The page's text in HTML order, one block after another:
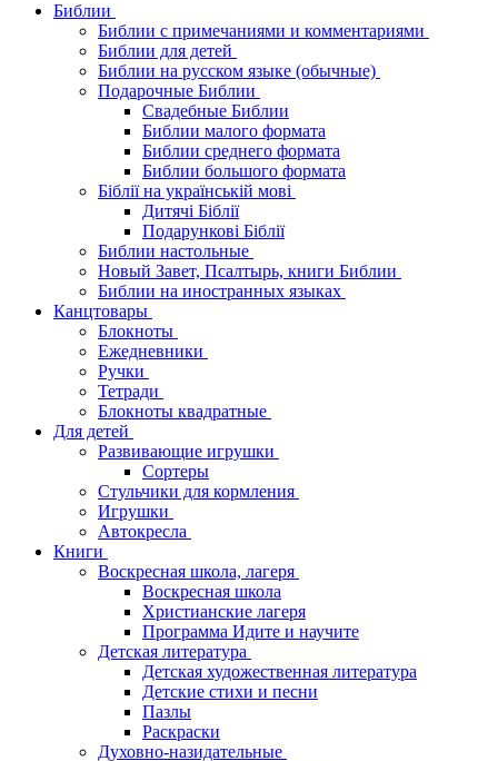
Библии
Библии с примечаниями и комментариями
Библии для детей
Библии на русском языке (обычные)
Подарочные Библии
Свадебные Библии
Библии малого формата
Библии среднего формата
Библии большого формата
Біблії на українській мові
Дитячі Біблії
Подарункові Біблії
Библии настольные
Новый Завет, Псалтырь, книги Библии
Библии на иностранных языках
Канцтовары
Блокноты
Ежедневники
Ручки
Тетради
Блокноты квадратные
Для детей
Развивающие игрушки
Сортеры
Стульчики для кормления
Игрушки
Автокресла
Книги
Воскресная школа, лагеря
Воскресная школа
Христианские лагеря
Программа Идите и научите
Детская литература
Детская художественная литература
Детские стихи и песни
Пазлы
Раскраски
Духовно-назидательные